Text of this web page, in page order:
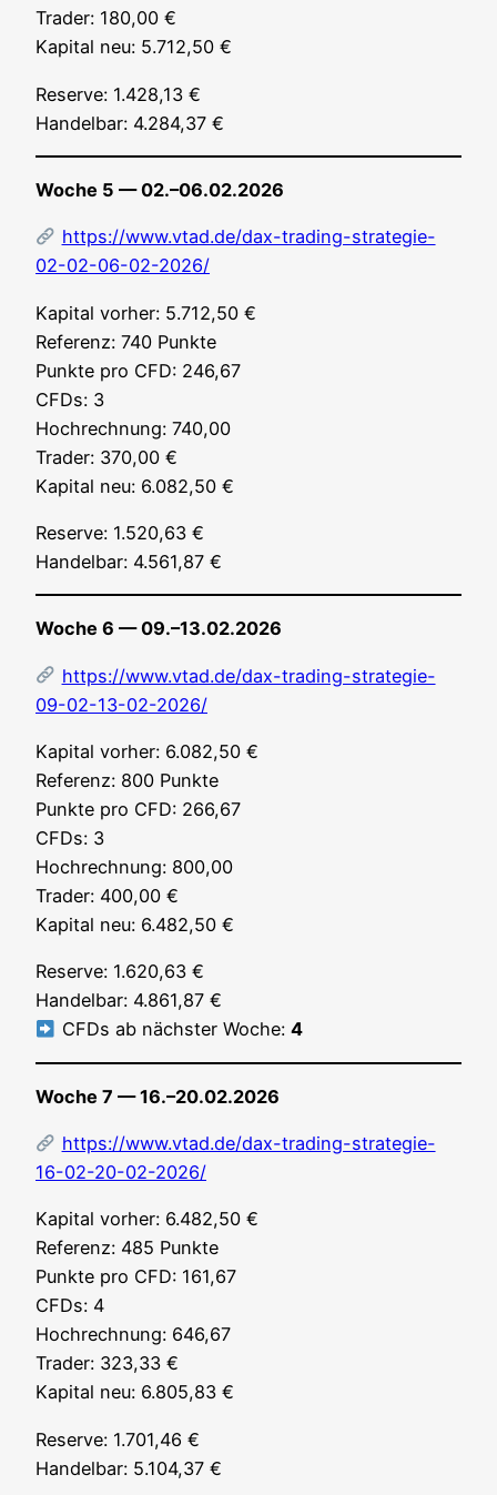
Trader: 180,00 €
Kapi­tal neu: 5.712,50 €
Reser­ve: 1.428,13 €
Han­del­bar: 4.284,37 €
Woche 5 — 02.–06.02.2026
https://www.vtad.de/dax-trading-strategie-
02-02-06-02-2026/
Kapi­tal vor­her: 5.712,50 €
Refe­renz: 740 Punk­te
Punk­te pro CFD: 246,67
CFDs: 3
Hoch­rech­nung: 740,00
Trader: 370,00 €
Kapi­tal neu: 6.082,50 €
Reser­ve: 1.520,63 €
Han­del­bar: 4.561,87 €
Woche 6 — 09.–13.02.2026
https://www.vtad.de/dax-trading-strategie-
09-02-13-02-2026/
Kapi­tal vor­her: 6.082,50 €
Refe­renz: 800 Punk­te
Punk­te pro CFD: 266,67
CFDs: 3
Hoch­rech­nung: 800,00
Trader: 400,00 €
Kapi­tal neu: 6.482,50 €
Reser­ve: 1.620,63 €
Han­del­bar: 4.861,87 €
CFDs ab nächs­ter Woche: 4
Woche 7 — 16.–20.02.2026
https://www.vtad.de/dax-trading-strategie-
16-02-20-02-2026/
Kapi­tal vor­her: 6.482,50 €
Refe­renz: 485 Punk­te
Punk­te pro CFD: 161,67
CFDs: 4
Hoch­rech­nung: 646,67
Trader: 323,33 €
Kapi­tal neu: 6.805,83 €
Reser­ve: 1.701,46 €
Han­del­bar: 5.104,37 €